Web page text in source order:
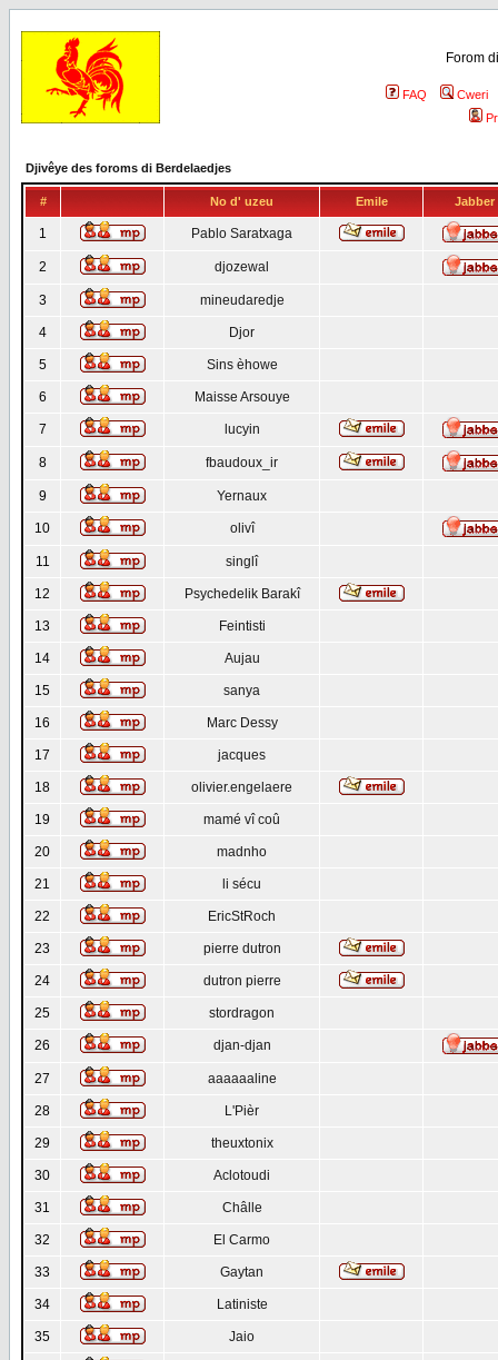
Forom
FAQ
Cweri
Djivêye des foroms di Berdelaedjes
# No d' uzeu Emile Jabber
1 Pablo Saratxaga
2 djozewal
3 mineudaredje
4 Djor
5 Sins èhowe
6 Maisse Arsouye
7 lucyin
8 fbaudoux_ir
9 Yernaux
10 olivî
11 singlî
12 Psychedelik Barakî
13 Feintisti
14 Aujau
15 sanya
16 Marc Dessy
17 jacques
18 olivier.engelaere
19 mamé vî coû
20 madnho
21 li sécu
22 EricStRoch
23 pierre dutron
24 dutron pierre
25 stordragon
26 djan-djan
27 aaaaaaline
28 L'Pièr
29 theuxtonix
30 Aclotoudi
31 Châlle
32 El Carmo
33 Gaytan
34 Latiniste
35 Jaio